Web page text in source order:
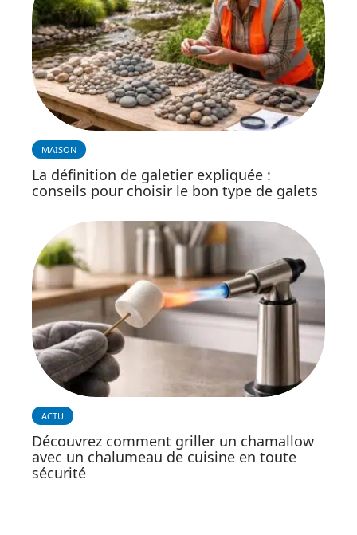
MAISON
La définition de galetier expliquée :
conseils pour choisir le bon type de galets
ACTU
Découvrez comment griller un chamallow
avec un chalumeau de cuisine en toute
sécurité